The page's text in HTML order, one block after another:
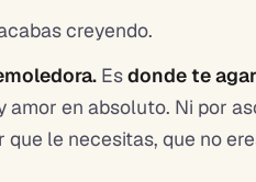
creyendo.
Esdonde te
en absoluto. Ni por
le necesitas, que no